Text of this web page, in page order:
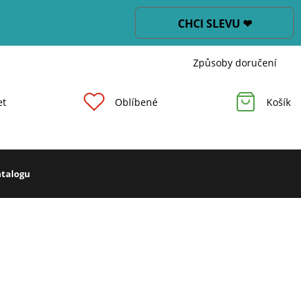
CHCI SLEVU ❤
Způsoby doručení
Oblíbené Košík